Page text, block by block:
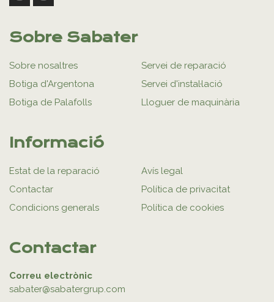
Sobre Sabater
Sobre nosaltres
Botiga d'Argentona
Botiga de Palafolls
Servei de reparació
Servei d'instal·lació
Lloguer de maquinària
Informació
Estat de la reparació
Contactar
Condicions generals
Avís legal
Política de privacitat
Política de cookies
Contactar
Correu electrònic
sabater@sabatergrup.com